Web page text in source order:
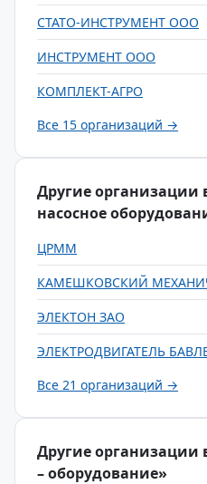
СТАТО-ИНСТРУМЕНТ ООО
ИНСТРУМЕНТ ООО
КОМПЛЕКТ-АГРО
Все 15 организаций →
Другие организации
насосное
ЦРММ
КАМЕШКОВСКИЙ
ЭЛЕКТОН ЗАО
ЭЛЕКТРОДВИГАТЕЛЬ
Все 21 организаций →
Другие организации
– оборудование»